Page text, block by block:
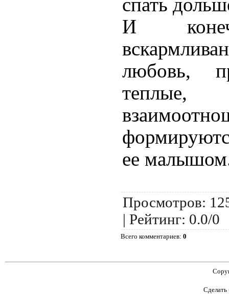
И
любовь,
ее
Просмотров:
| Рейтинг: 0.0/0
Всего комментариев: 0
Сделать